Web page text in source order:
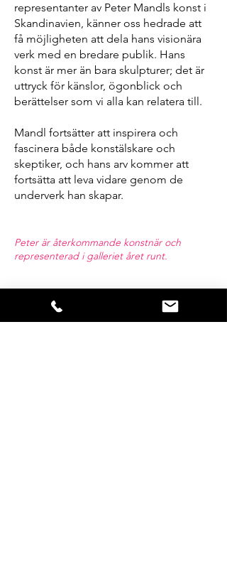
representanter av Peter Mandls konst i
Skandinavien, känner oss hedrade att
få möjligheten att dela hans visionära
verk med en bredare publik. Hans
konst är mer än bara skulpturer; det är
uttryck för känslor, ögonblick och
berättelser som vi alla kan relatera till.
Mandl fortsätter att inspirera och
fascinera både konstälskare och
skeptiker, och hans arv kommer att
fortsätta att leva vidare genom de
underverk han skapar.
Peter är återkommande konstnär och
representerad i galleriet året runt.
Åter till konstnärer